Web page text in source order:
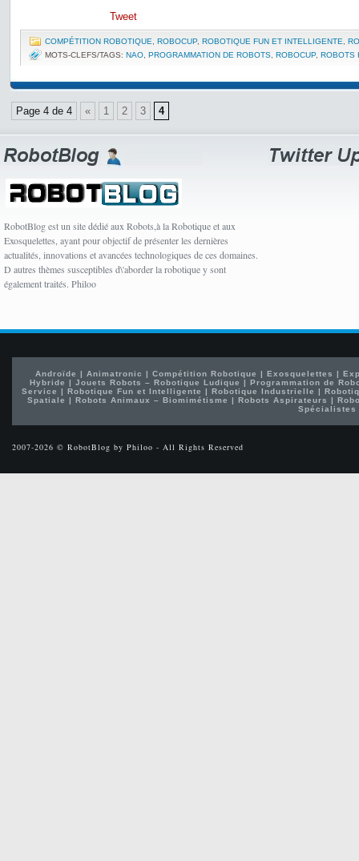
Tweet
COMPÉTITION ROBOTIQUE ROBOCUP, ROBOTIQUE FUN ET INTELLIGENTE
MOTS-CLEFS/TAGS: NAO PROGRAMMATION DE ROBOTS ROBOCUP, ROBOTS
Page 4 de 4 « 1 2 3 4
RobotBlog est un site dédié aux Robots,à la Robotique et aux
Exosquelettes, ayant pour objectif de présenter les dernières
actualités, innovations et avancées technologiques de ces domaines.
D autres thèmes susceptibles d\'aborder la robotique y sont
également traités. Philoo
Androïde | Animatronic | Compétition Robotique | Exosquelettes |
Hybride |Jouets Robots – Robotique Ludique |Programmation de
Service | Robotique Fun et Intelligente | Robotique Industrielle |
Spatiale | Robots Animaux – Biomimétisme | Robots Aspirateurs |
Spécialistes
2007-2026 © RobotBlog by Philoo - All Rights Reserved